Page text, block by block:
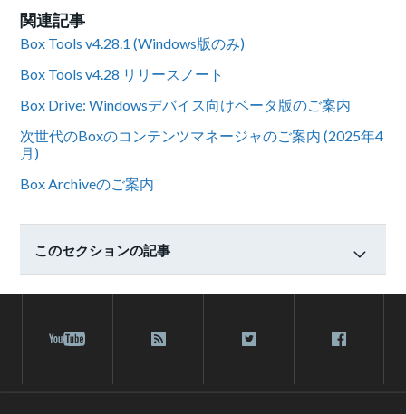
関連記事
Box Tools v4.28.1 (Windows版のみ)
Box Tools v4.28 リリースノート
Box Drive: Windowsデバイス向けベータ版のご案内
次世代のBoxのコンテンツマネージャのご案内 (2025年4
月)
Box Archiveのご案内
このセクションの記事